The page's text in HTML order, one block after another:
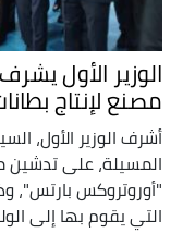
الوزير الأول
مصنع لإنتاج
أشرف الوزير الأول،
المسيلة، على تدشين
"أوروتروكس بارتس"،
التي يقوم بها إلى